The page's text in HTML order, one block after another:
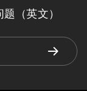
（英文）